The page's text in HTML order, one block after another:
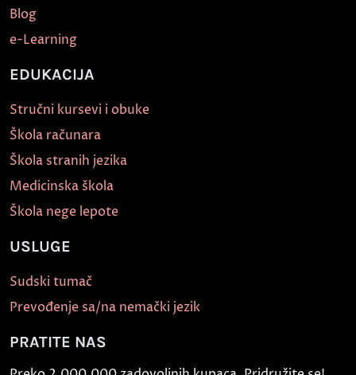
Blog
e-Learning
EDUKACIJA
Stručni kursevi i obuke
Škola računara
Škola stranih jezika
Medicinska škola
Škola nege lepote
USLUGE
Sudski tumač
Prevođenje sa/na nemački jezik
PRATITE NAS